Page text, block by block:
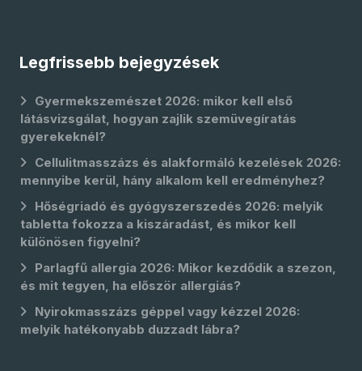
Legfrissebb bejegyzések
Gyermekszemészet 2026: mikor kell első
látásvizsgálat, hogyan zajlik szemüvegíratás
gyerekeknél?
Cellulitmasszázs és alakformáló kezelések 2026:
mennyibe kerül, hány alkalom kell eredményhez?
Hőségriadó és gyógyszerszedés 2026: melyik
tabletta fokozza a kiszáradást, és mikor kell
különösen figyelni?
Parlagfű allergia 2026: Mikor kezdődik a szezon,
és mit tegyen, ha először allergiás?
Nyirokmasszázs géppel vagy kézzel 2026:
melyik hatékonyabb duzzadt lábra?